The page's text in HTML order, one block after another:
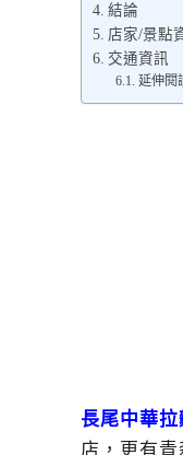
結論
店家/景點
交通資訊
延伸閱
長尾中華拉
店，更有